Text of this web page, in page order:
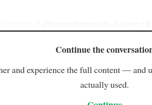
Continue the
and experience the full content — and
actually used.